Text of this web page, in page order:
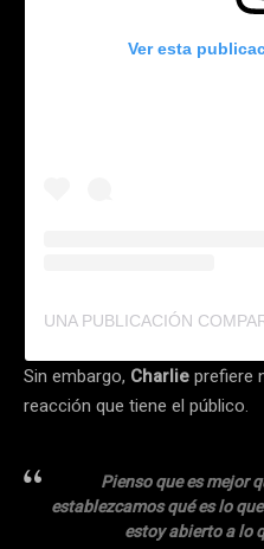
Ver esta
Sin embargo, Charlieprefiere
reacción que tiene el público.
Pienso que es mejor
establezcamos qué es lo
estoy abierto a lo